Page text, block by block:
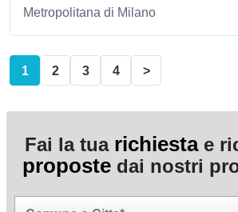
Metropolitana di Milano
1 2 3 4 >
Fai la tua richiestae
proposte dai nostri